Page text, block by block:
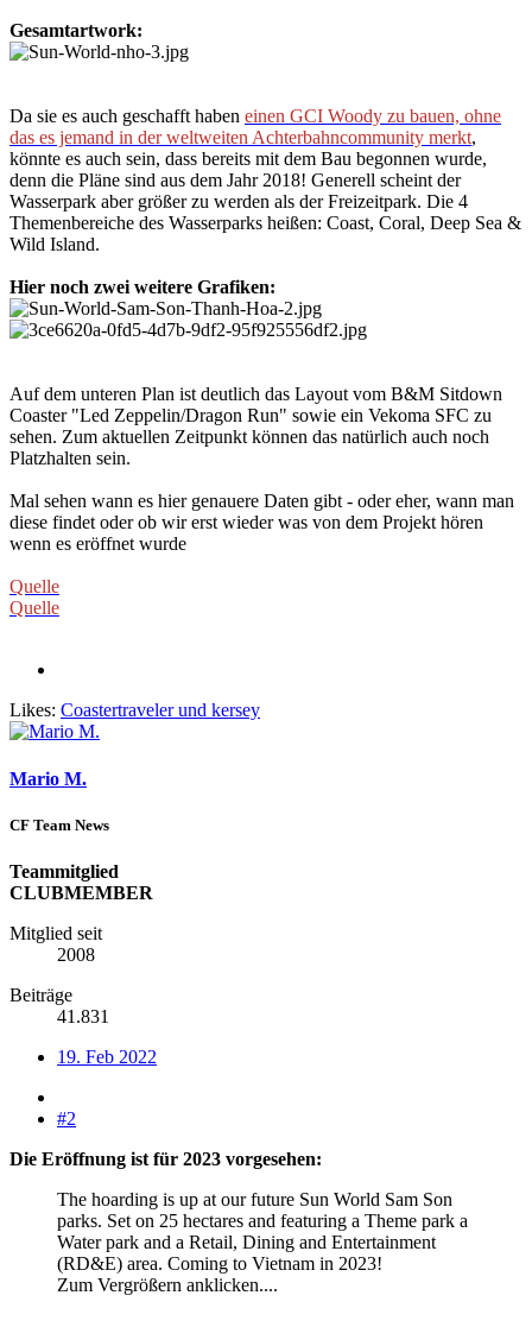
Gesamtartwork:
Da sie es auch geschafft haben einen GCI Woody zu bauen, ohne
das es jemand in der weltweiten Achterbahncommunity merkt,
könnte es auch sein, dass bereits mit dem Bau begonnen wurde,
denn die Pläne sind aus dem Jahr 2018! Generell scheint der
Wasserpark aber größer zu werden als der Freizeitpark. Die 4
Themenbereiche des Wasserparks heißen: Coast, Coral, Deep Sea &
Wild Island.
Hier noch zwei weitere Grafiken:
Auf dem unteren Plan ist deutlich das Layout vom B&M Sitdown
Coaster "Led Zeppelin/Dragon Run" sowie ein Vekoma SFC zu
sehen. Zum aktuellen Zeitpunkt können das natürlich auch noch
Platzhalten sein.
Mal sehen wann es hier genauere Daten gibt - oder eher, wann man
diese findet oder ob wir erst wieder was von dem Projekt hören
wenn es eröffnet wurde
Quelle
Quelle
Likes: Coastertravelerund kersey
Mario M.
CF Team News
Teammitglied
CLUBMEMBER
Mitglied seit
2008
Beiträge
41.831
19. Feb 2022
#2
Die Eröffnung ist für 2023 vorgesehen:
The hoarding is up at our future Sun World Sam Son
parks. Set on 25 hectares and featuring a Theme park a
Water park and a Retail, Dining and Entertainment
(RD&E) area. Coming to Vietnam in 2023!
Zum Vergrößern anklicken....